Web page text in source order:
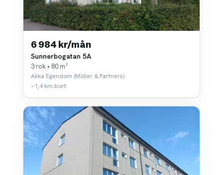
6 984 kr/mån
Sunnerbogatan 5A
3 rok • 80 m²
Akka Egendom (Möller & Partners)
~1,4 km bort